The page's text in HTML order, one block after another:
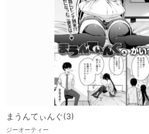
まうんてぃんぐ(3)
ジーオーティー